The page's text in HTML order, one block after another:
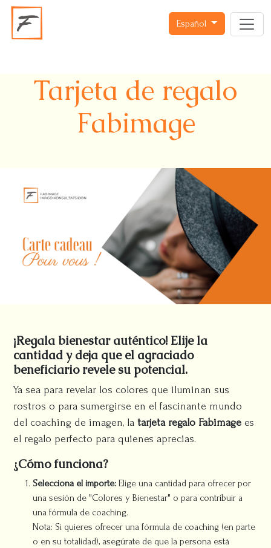
Español
Tarjeta de regalo
Fabimage
¡Regala bienestar auténtico! Elije la
cantidad y deja que el agraciado
beneficiario revele su potencial.
Ya sea para revelar los colores que iluminan sus
rostros o para sumergirse en el fascinante mundo
del coaching de imagen, latarjeta regalo Fabimage es
el regalo perfecto para quienes aprecias.
¿Cómo funciona?
Selecciona el importe: Elige una cantidad para ofrecer por
una sesión de "Colores y Bienestar" o para contribuir a
una fórmula de coaching.
Nota: Si quieres ofrecer una fórmula de coaching (en parte
o en su totalidad), asegúrate de que la persona está